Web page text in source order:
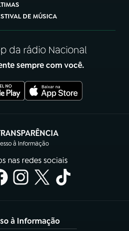
DE MÚSICA
da rádio Nacional
sempre com você.
à Informação
(abre em nova aba)
nas redes sociais
à Informação